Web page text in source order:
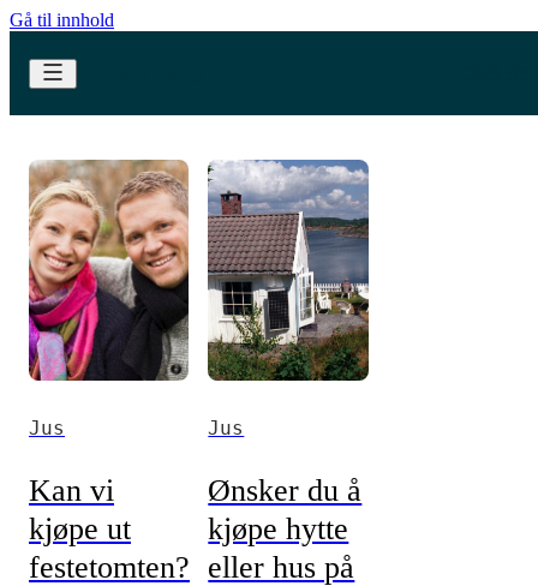
Gå til innhold
Jus
Kan vi
kjøpe ut
festetomten?
Jus
Ønsker du å
kjøpe hytte
eller hus på